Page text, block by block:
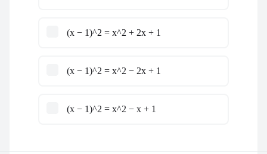
(x − 1)^2 = x^2 + 2x + 1
(x − 1)^2 = x^2 − 2x + 1
(x − 1)^2 = x^2 − x + 1